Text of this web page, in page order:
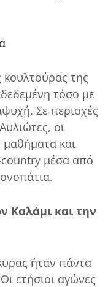
κουλτούρας της
τόσο με
Σε περιοχές
οι
και
μέσα από
Καλάμι και την
ήταν πάντα
ετήσιοι αγώνες